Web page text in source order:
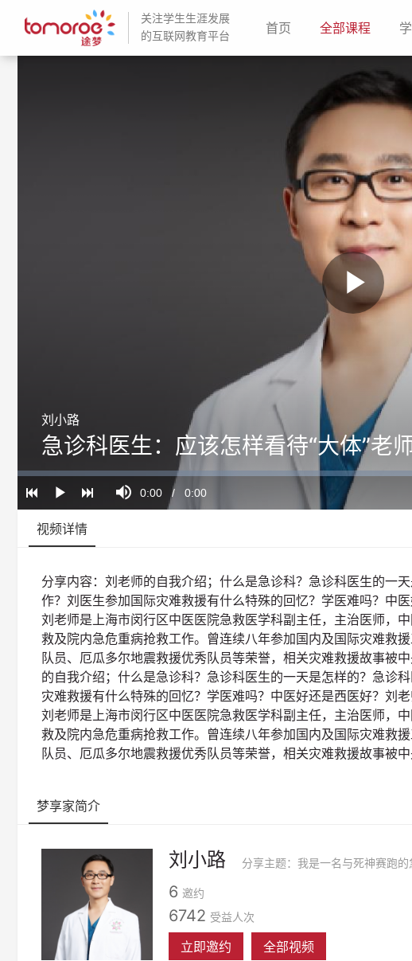
关注学生生涯发展
的互联网教育平台
首页(current)全部课程
Play
Current
0:00 / Duration
0:00
Loaded:
0%
Progress:
0%
刘小路
急诊科医生：应该怎样看待“大体”老师
视频详情
分享内容：刘老师的自我介绍；什么是急诊科？急诊科医生的一
作？刘医生参加国际灾难救援有什么特殊的回忆？学医难吗？中
刘老师是上海市闵行区中医医院急救医学科副主任，主治医师，
救及院内急危重病抢救工作。曾连续八年参加国内及国际灾难救
队员、厄瓜多尔地震救援优秀队员等荣誉，相关灾难救援故事被
的自我介绍；什么是急诊科？急诊科医生的一天是怎样的？急诊
灾难救援有什么特殊的回忆？学医难吗？中医好还是西医好？刘老
刘老师是上海市闵行区中医医院急救医学科副主任，主治医师，
救及院内急危重病抢救工作。曾连续八年参加国内及国际灾难救
队员、厄瓜多尔地震救援优秀队员等荣誉，相关灾难救援故事被中
梦享家简介
刘小路
6 邀约
6742 受益人次
立即邀约 全部视频